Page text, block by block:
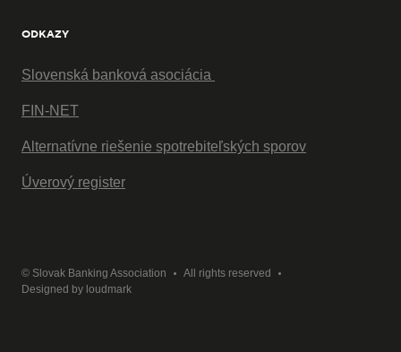
ODKAZY
Slovenská banková asociácia
FIN-NET
Alternatívne riešenie spotrebiteľských sporov
Úverový register
© Slovak Banking Association
All rights reserved
Designed by loudmark